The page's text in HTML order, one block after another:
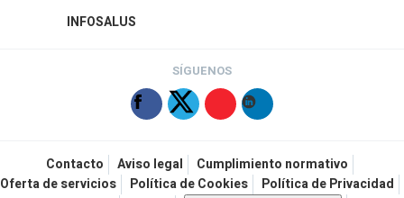
INFOSALUS
SÍGUENOS
Contacto Aviso legal
Cumplimiento normativo
Oferta de servicios
Política de Cookies
Política de Privacidad